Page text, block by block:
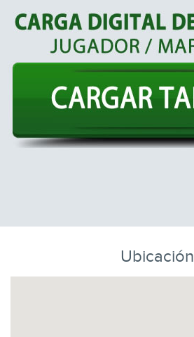
Ubicación